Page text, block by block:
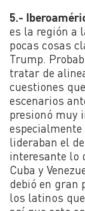
5.-
es la región a
pocas cosas
Trump.
tratar de
cuestiones
escenarios
presionó muy
lideraban el
interesante lo
Cuba y
debió en gran
los latinos